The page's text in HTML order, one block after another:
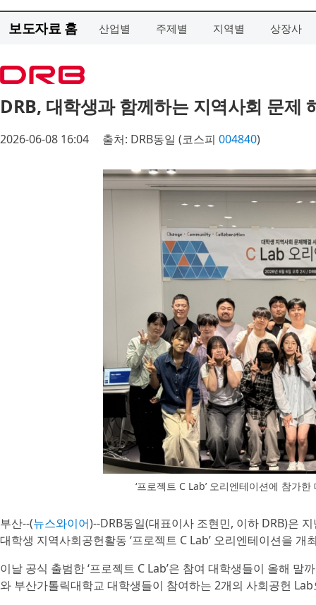
보도자료 홈 산업별 주제별 지역별 상장사
DRB, 대학생과 함께하는 지역사회 문제
2026-06-08 16:04 출처: DRB동일 (코스피 004840)
‘프로젝트 C Lab’ 오리엔테이션에 참가
부산--(뉴스와이어)--DRB동일(대표이사 조현민, 이하 DRB)은
대학생 지역사회공헌활동 ‘프로젝트 C Lab’ 오리엔테이션을
이날 공식 출범한 ‘프로젝트 C Lab’은 참여 대학생들이 올해
와 부산가톨릭대학교 대학생들이 참여하는 2개의 사회공헌